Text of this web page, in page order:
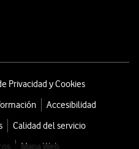
Privacidad y Cookies
Accesibilidad
Calidad del servicio
Mapa Web